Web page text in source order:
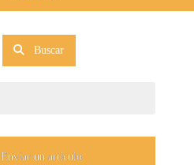
Buscar
Enviar un artículo